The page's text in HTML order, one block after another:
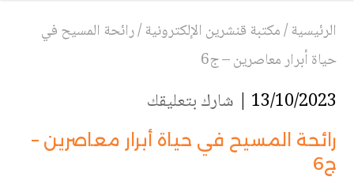
الرئيسية/مكتبة قنشرين الإلكترونية/رائحة المسيح في
حياة أبرار معاصرين – ج6
13/10/2023 | شارك بتعليقك
رائحة المسيح في حياة أبرار معاصرين –
ج6